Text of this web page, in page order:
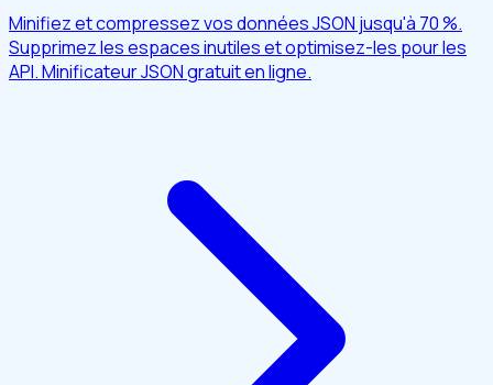
Minifiez et compressez vos données JSON jusqu'à 70 %.
Supprimez les espaces inutiles et optimisez-les pour les
API. Minificateur JSON gratuit en ligne.